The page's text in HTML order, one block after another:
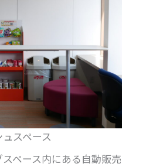
スペース
ペース内にある自動販売